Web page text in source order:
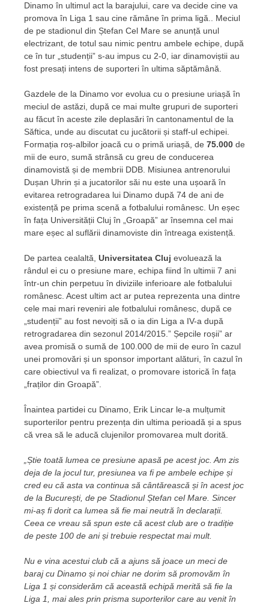
Dinamo în ultimul act la barajului, care va decide cine va
promova în Liga 1 sau cine rămâne în prima ligă.. Meciul
de pe stadionul din Ștefan Cel Mare se anunță unul
electrizant, de totul sau nimic pentru ambele echipe, după
ce în tur „studenții” s-au impus cu 2-0, iar dinamoviștii au
fost presați intens de suporteri în ultima săptămână.
Gazdele de la Dinamo vor evolua cu o presiune uriașă în
meciul de astăzi, după ce mai multe grupuri de suporteri
au făcut în aceste zile deplasări în cantonamentul de la
Săftica, unde au discutat cu jucătorii și staff-ul echipei.
Formația roș-albilor joacă cu o primă uriașă, de 75.000 de
mii de euro, sumă strânsă cu greu de conducerea
dinamovistă și de membrii DDB. Misiunea antrenorului
Dușan Uhrin și a jucatorilor săi nu este una ușoară în
evitarea retrogradarea lui Dinamo după 74 de ani de
existență pe prima scenă a fotbalului românesc. Un eșec
în fața Universității Cluj în „Groapă” ar însemna cel mai
mare eșec al suflării dinamoviste din întreaga existență.
De partea cealaltă, Universitatea Cluj evoluează la
rândul ei cu o presiune mare, echipa fiind în ultimii 7 ani
într-un chin perpetuu în diviziile inferioare ale fotbalului
românesc. Acest ultim act ar putea reprezenta una dintre
cele mai mari reveniri ale fotbalului românesc, după ce
„studenții” au fost nevoiți să o ia din Liga a IV-a după
retrogradarea din sezonul 2014/2015.” Șepcile roșii” ar
avea promisă o sumă de 100.000 de mii de euro în cazul
unei promovări și un sponsor important alături, în cazul în
care obiectivul va fi realizat, o promovare istorică în fața
„fraților din Groapă”.
Înaintea partidei cu Dinamo, Erik Lincar le-a mulțumit
suporterilor pentru prezența din ultima perioadă și a spus
că vrea să le aducă clujenilor promovarea mult dorită.
„Știe toată lumea ce presiune apasă pe acest joc. Am zis
deja de la jocul tur, presiunea va fi pe ambele echipe și
cred eu că asta va continua să cântărească și în acest joc
de la București, de pe Stadionul Ștefan cel Mare. Sincer
mi-aș fi dorit ca lumea să fie mai neutră în declarații.
Ceea ce vreau să spun este că acest club are o tradiție
de peste 100 de ani și trebuie respectat mai mult.
Nu e vina acestui club că a ajuns să joace un meci de
baraj cu Dinamo și noi chiar ne dorim să promovăm în
Liga 1 și considerăm că această echipă merită să fie la
Liga 1, mai ales prin prisma suporterilor care au venit în